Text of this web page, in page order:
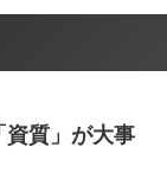
資質」が大事